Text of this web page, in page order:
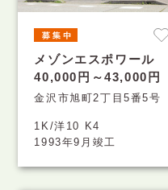
メゾンエスポワール
40,000円～43,000円
金沢市旭町2丁目5番5号
1K/洋10 K4
1993年9月竣工